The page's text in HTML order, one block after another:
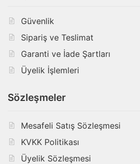
Güvenlik
Sipariş ve Teslimat
Garanti ve İade Şartları
Üyelik İşlemleri
Sözleşmeler
Mesafeli Satış Sözleşmesi
KVKK Politikası
Üyelik Sözleşmesi